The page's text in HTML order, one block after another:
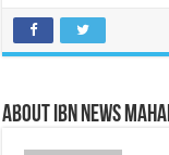
About IBN NEWS